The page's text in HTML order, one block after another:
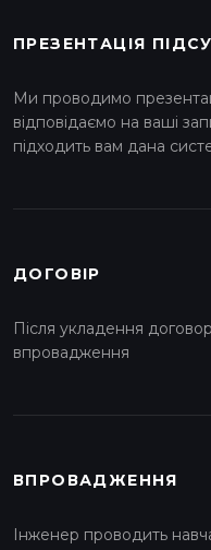
ПРЕЗЕНТАЦІЯ
Ми проводимо
відповідаємо на ваші
підходить вам дана
ДОГОВІР
Після укладення
впровадження
ВПРОВАДЖЕННЯ
Інженер проводить